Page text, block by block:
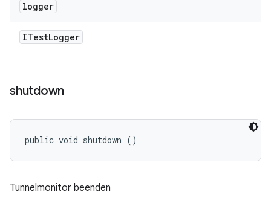
logger
ITestLogger
shutdown
public void shutdown ()
Tunnelmonitor beenden